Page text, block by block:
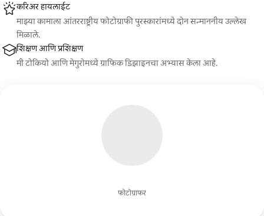
फोटोग्राफर
करिअर हायलाईट
माझ्या कामाला आंतरराष्ट्रीय फोटोग्राफी पुरस्कारांमध्ये दोन सन्माननीय उल्लेख
मिळाले.
शिक्षण आणि प्रशिक्षण
मी टोकियो आणि मेगुरोमध्ये ग्राफिक डिझाइनचा अभ्यास केला आहे.